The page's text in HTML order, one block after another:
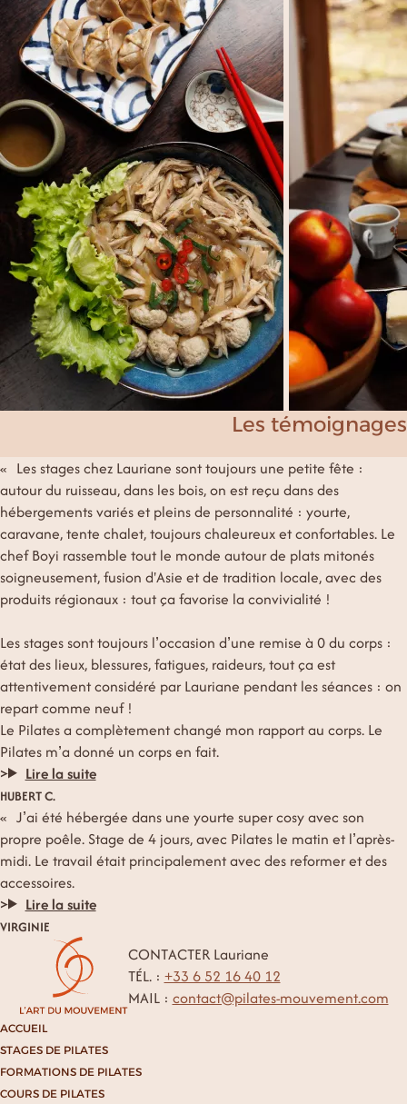
Les témoignages
Les stages chez Lauriane sont toujours une petite fête :
autour du ruisseau, dans les bois, on est reçu dans des
hébergements variés et pleins de personnalité : yourte,
caravane, tente chalet, toujours chaleureux et confortables. Le
chef Boyi rassemble tout le monde autour de plats mitonés
soigneusement, fusion d'Asie et de tradition locale, avec des
produits régionaux : tout ça favorise la convivialité !
Les stages sont toujours l’occasion d’une remise à 0 du corps :
état des lieux, blessures, fatigues, raideurs, tout ça est
attentivement considéré par Lauriane pendant les séances : on
repart comme neuf !
Le Pilates a complètement changé mon rapport au corps. Le
Pilates m’a donné un corps en fait.
Lire la suite
HUBERT C.
J’ai été hébergée dans une yourte super cosy avec son
propre poêle. Stage de 4 jours, avec Pilates le matin et l’après-
midi. Le travail était principalement avec des reformer et des
accessoires.
Lire la suite
VIRGINIE
CONTACTER Lauriane
TÉL. : +33 6 52 16 40 12
MAIL : contact@pilates-mouvement.com
ACCUEIL
STAGES DE PILATES
FORMATIONS DE PILATES
COURS DE PILATES